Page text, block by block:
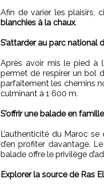
Afin de varier les plaisirs,
blanchies à la chaux.
S’attarder au parc national
Après avoir mis le pied à
permet de respirer un bol
parfaitement les chemins
culminant à 1 600 m.
S’offrir une balade en
L’authenticité du Maroc
d’en profiter davantage.
balade offre le privilège
Explorer la source de Ras